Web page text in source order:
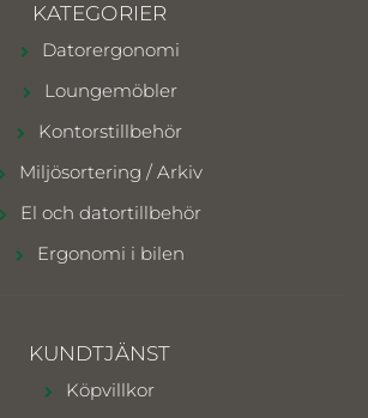
KATEGORIER
Datorergonomi
Loungemöbler
Kontorstillbehör
Miljösortering / Arkiv
El och datortillbehör
Ergonomi i bilen
KUNDTJÄNST
Köpvillkor